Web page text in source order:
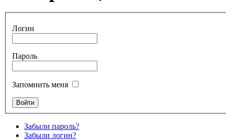
Логин
Пароль
Запомнить меня
Забыли пароль?
Забыли логин?